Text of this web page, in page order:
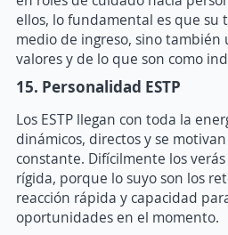
ellos, lo fundamental es que su
medio de ingreso, sino también
valores y de lo que son como
15. Personalidad ESTP
Los ESTP llegan con toda la
dinámicos, directos y se
constante. Difícilmente los
rígida, porque lo suyo son los
reacción rápida y capacidad
oportunidades en el momento.